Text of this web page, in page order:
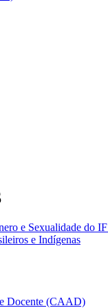
e Sexualidade do
e Indígenas
Docente (CAAD)